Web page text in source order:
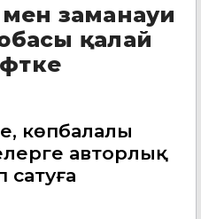
мен заманауи
қалай
көпбалалы
авторлық
сатуға